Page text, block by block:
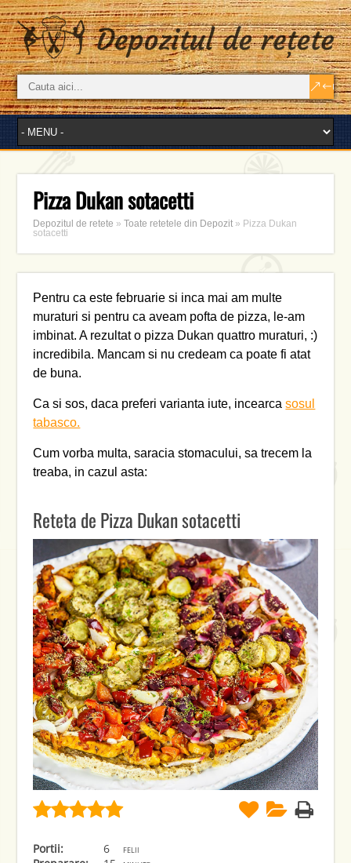
Pizza Dukan sotacetti
Depozitul de retete »Toate retetele din Depozit » Pizza Dukan
sotacetti
Pentru ca este februarie si inca mai am multe
muraturi si pentru ca aveam pofta de pizza, le-am
imbinat. A rezultat o pizza Dukan quattro muraturi, :)
incredibila. Mancam si nu credeam ca poate fi atat
de buna.
Ca si sos, daca preferi varianta iute, incearcasosul
tabasco.
Cum vorba multa, saracia stomacului, sa trecem la
treaba, in cazul asta:
Reteta de Pizza Dukan sotacetti
Portii: 6 felii